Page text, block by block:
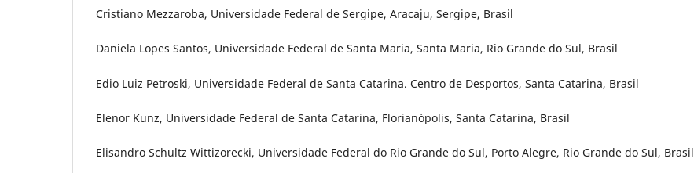
Cristiano Mezzaroba, Universidade Federal de Sergipe, Aracaju, Sergipe, Brasil
Daniela Lopes Santos, Universidade Federal de Santa Maria, Santa Maria, Rio Grande do Sul, Brasil
Edio Luiz Petroski, Universidade Federal de Santa Catarina. Centro de Desportos, Santa Catarina, Brasil
Elenor Kunz, Universidade Federal de Santa Catarina, Florianópolis, Santa Catarina, Brasil
Elisandro Schultz Wittizorecki, Universidade Federal do Rio Grande do Sul, Porto Alegre, Rio Grande do Sul, Brasil